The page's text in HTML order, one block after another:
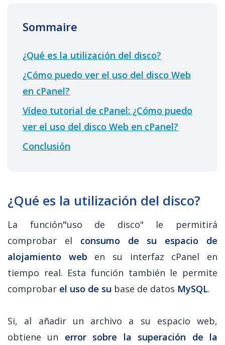
Sommaire
¿Qué es la utilización del disco?
¿Cómo puedo ver el uso del disco Web
en cPanel?
Vídeo tutorial de cPanel: ¿Cómo puedo
ver el uso del disco Web en cPanel?
Conclusión
¿Qué es la utilización del disco?
La función"uso de disco" le permitirá
comprobar el consumo de su espacio de
alojamiento web en su interfaz cPanel en
tiempo real. Esta función también le permite
comprobar el uso de su base de datos MySQL.
Si, al añadir un archivo a su espacio web,
obtiene un error sobre la superación de la